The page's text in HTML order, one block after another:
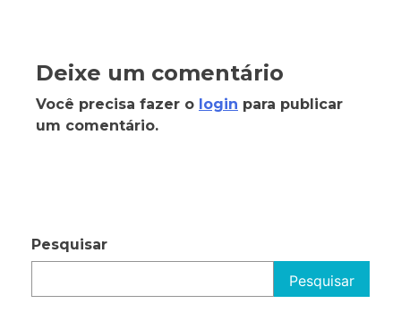
Deixe um comentário
Você precisa fazer o login para publicar
um comentário.
Pesquisar
Pesquisar